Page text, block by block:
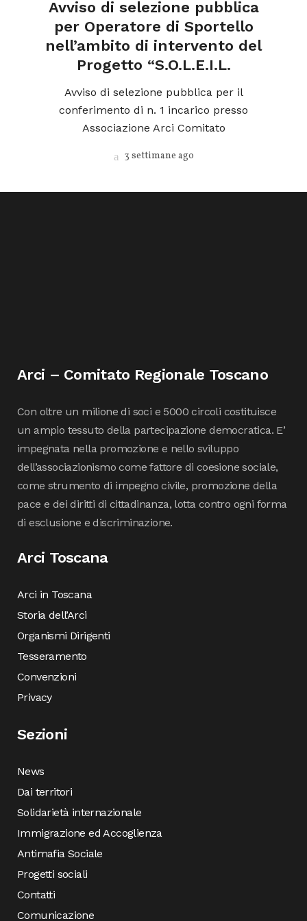
Avviso di selezione pubblica
per Operatore di Sportello
nell’ambito di intervento del
Progetto “S.O.L.E.I.L.
Avviso di selezione pubblica per il
conferimento di n. 1 incarico presso
Associazione Arci Comitato
3 settimane ago
Arci – Comitato Regionale Toscano
Con oltre un milione di soci e 5000 circoli costituisce
un ampio tessuto della partecipazione democratica. E’
impegnata nella promozione e nello sviluppo
dell’associazionismo come fattore di coesione sociale,
come strumento di impegno civile, promozione della
pace e dei diritti di cittadinanza, lotta contro ogni forma
di esclusione e discriminazione.
Arci Toscana
Arci in Toscana
Storia dell’Arci
Organismi Dirigenti
Tesseramento
Convenzioni
Privacy
Sezioni
News
Dai territori
Solidarietà internazionale
Immigrazione ed Accoglienza
Antimafia Sociale
Progetti sociali
Contatti
Comunicazione